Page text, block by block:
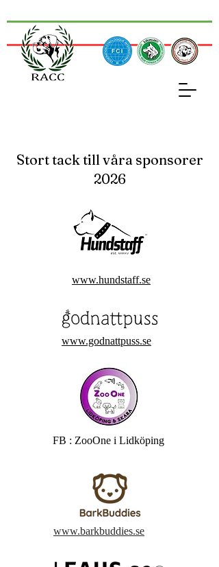
Stort tack till våra sponsorer
2026
www.hundstaff.se
www.godnattpuss.se
FB : ZooOne i Lidköping
www.barkbuddies.se